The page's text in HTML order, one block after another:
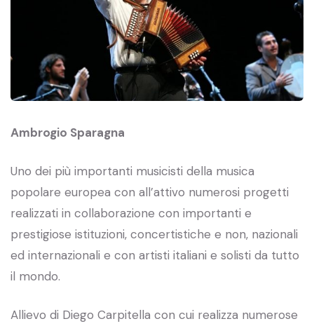
Ambrogio Sparagna
Uno dei più importanti musicisti della musica
popolare europea con all’attivo numerosi progetti
realizzati in collaborazione con importanti e
prestigiose istituzioni, concertistiche e non, nazionali
ed internazionali e con artisti italiani e solisti da tutto
il mondo.
Allievo di Diego Carpitella con cui realizza numerose